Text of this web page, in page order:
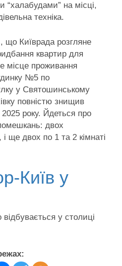
“халабудами” на місці,
техніка.
що Київрада розгляне
квартир для
місце проживання
№5 по
у Святошинському
повністю знищив
2025 року. Йдеться про
двох
ще двох по 1 та 2 кімнаті
Київ у
у столиці